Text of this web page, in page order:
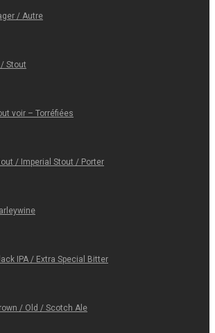
/ Autre
Stout
voir – Torréfiées
/ Imperial Stout / Porter
IPA / Extra Special Bitter
/ Old / Scotch Ale